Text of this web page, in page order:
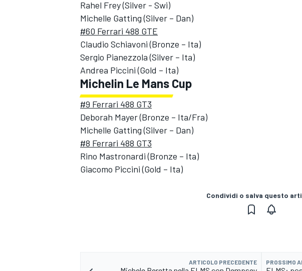
Rahel Frey (Silver - Swi)
Michelle Gatting (Silver – Dan)
#60 Ferrari 488 GTE
Claudio Schiavoni (Bronze – Ita)
Sergio Pianezzola (Silver – Ita)
Andrea Piccini (Gold – Ita)
Michelin Le Mans Cup
#9 Ferrari 488 GT3
Deborah Mayer (Bronze – Ita/Fra)
Michelle Gatting (Silver – Dan)
#8 Ferrari 488 GT3
Rino Mastronardi (Bronze – Ita)
Giacomo Piccini (Gold – Ita)
Condividi o salva questo
ARTICOLO PRECEDENTE PROSSIMO